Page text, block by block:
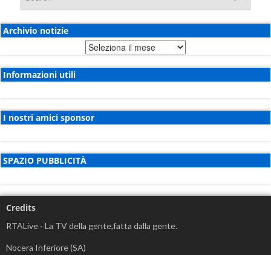
Archivio notizie
Archivio
Informazioni utili
I nostri amici sponsor
SPAZIO PUBBLICITÀ
Credits
RTALive - La TV della gente,fatta dalla gente.
Nocera Inferiore (SA)